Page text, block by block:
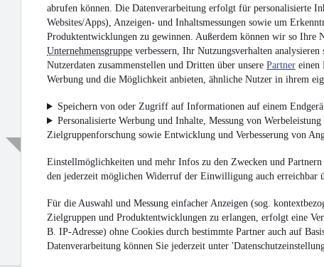
abrufen können. Die Datenverarbeitung erfolgt für personalisierte
Websites/Apps), Anzeigen- und Inhaltsmessungen sowie um
Produktentwicklungen zu gewinnen. Außerdem können wir so Ihre
Unternehmensgruppe verbessern, Ihr Nutzungsverhalten
Nutzerdaten zusammenstellen und Dritten über unsere Partner einen
Werbung und die Möglichkeit anbieten, ähnliche Nutzer in ihrem
Speichern von oder Zugriff auf Informationen auf einem
Personalisierte Werbung und Inhalte, Messung von
Zielgruppenforschung sowie Entwicklung und Verbesserung von
Einstellmöglichkeiten und mehr Infos zu den Zwecken und
den jederzeit möglichen Widerruf der Einwilligung auch erreichbar
Für die Auswahl und Messung einfacher Anzeigen (sog.
Zielgruppen und Produktentwicklungen zu erlangen, erfolgt eine
B. IP-Adresse) ohne Cookies durch bestimmte Partner auch auf
Datenverarbeitung können Sie jederzeit unter
MwSt. ausweisbar